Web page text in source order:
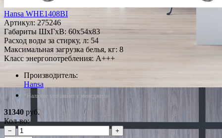
Hansa WHE1408BI
Артикул: 275246
Габариты ШxГxВ: 60x54x83
Расход воды за стирку, л: 54
Максимальная загрузка белья, кг: 8
Класс энергопотребления: A+++
Производитель:
Hansa
*Наличие уточняйте у менеджера
31340 руб.
Кол-во:
−
+